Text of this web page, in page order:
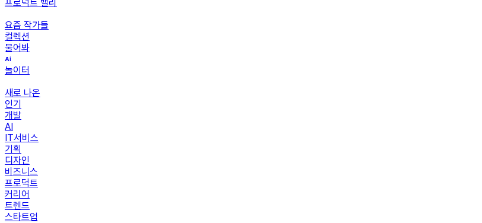
프로덕트 밸리
요즘 작가들
컬렉션
물어봐
놀이터
새로 나온
인기
개발
AI
IT서비스
기획
디자인
비즈니스
프로덕트
커리어
트렌드
스타트업